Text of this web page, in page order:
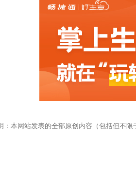
：本网站发表的全部原创内容（包括但不